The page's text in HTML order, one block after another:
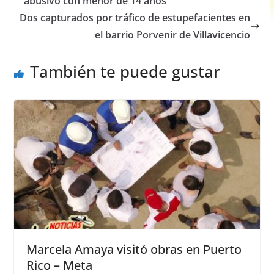
o p g
er
Dos capturados por tráfico de estupefacientes en
el barrio Porvenir de Villavicencio
También te puede gustar
Marcela Amaya visitó obras en Puerto
Rico – Meta